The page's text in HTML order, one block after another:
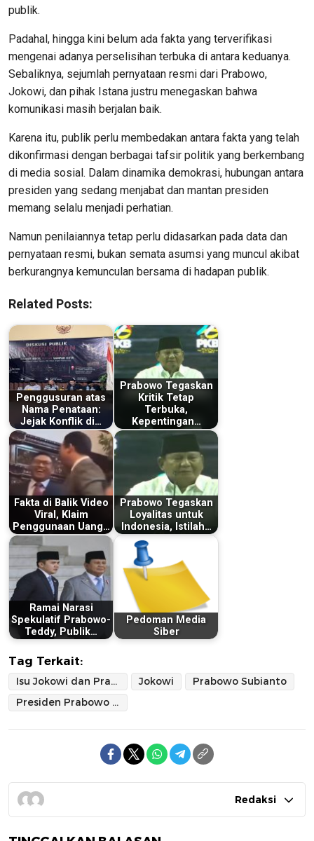
publik.
Padahal, hingga kini belum ada fakta yang terverifikasi
mengenai adanya perselisihan terbuka di antara keduanya.
Sebaliknya, sejumlah pernyataan resmi dari Prabowo,
Jokowi, dan pihak Istana justru menegaskan bahwa
komunikasi masih berjalan baik.
Karena itu, publik perlu membedakan antara fakta yang telah
dikonfirmasi dengan berbagai tafsir politik yang berkembang
di media sosial. Dalam dinamika demokrasi, hubungan antara
presiden yang sedang menjabat dan mantan presiden
memang selalu menjadi perhatian.
Namun penilaiannya tetap perlu didasarkan pada data dan
pernyataan resmi, bukan semata asumsi yang muncul akibat
berkurangnya kemunculan bersama di hadapan publik.
Related Posts:
Penggusuran atas
Nama Penataan:
Jejak Konflik di…
Prabowo Tegaskan
Kritik Tetap
Terbuka,
Kepentingan…
Fakta di Balik Video
Viral, Klaim
Penggunaan Uang…
Prabowo Tegaskan
Loyalitas untuk
Indonesia, Istilah…
Ramai Narasi
Spekulatif Prabowo-
Teddy, Publik…
Pedoman Media
Siber
Tag Terkait:
Isu Jokowi dan Prabowo Jokowi
Prabowo Subianto
Presiden Prabowo Subianto
Redaksi